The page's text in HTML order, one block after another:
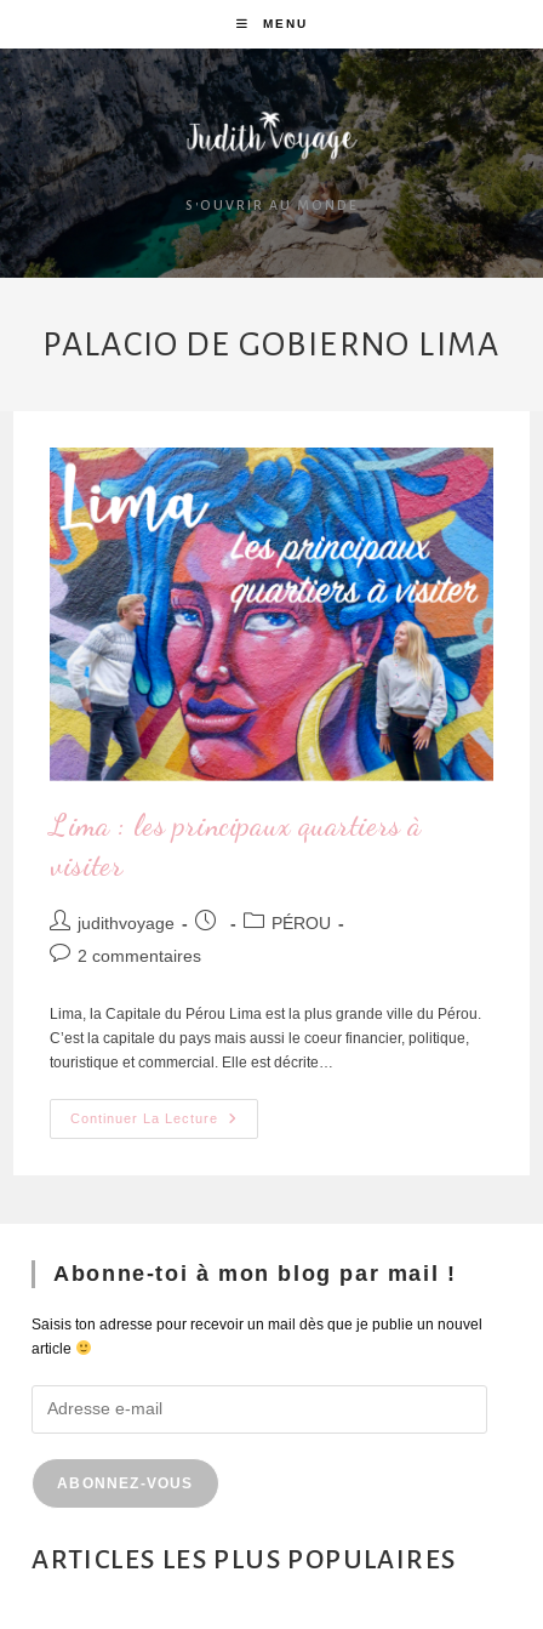
MENU
S'OUVRIR AU MONDE
PALACIO DE GOBIERNO LIMA
Lima : les principaux quartiers à
visiter
judithvoyage
PÉROU
2 commentaires
Lima, la Capitale du Pérou Lima est la plus grande ville du Pérou.
C’est la capitale du pays mais aussi le coeur financier, politique,
touristique et commercial. Elle est décrite…
Continuer La Lecture
Abonne-toi à mon blog par mail !
Saisis ton adresse pour recevoir un mail dès que je publie un nouvel
article
ABONNEZ-VOUS
ARTICLES LES PLUS POPULAIRES